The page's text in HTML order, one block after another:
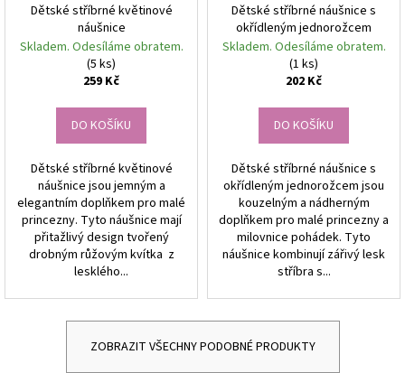
Dětské stříbrné květinové
náušnice
Skladem. Odesíláme obratem.
(5 ks)
259 Kč
DO KOŠÍKU
Dětské stříbrné květinové
náušnice jsou jemným a
elegantním doplňkem pro malé
princezny. Tyto náušnice mají
přitažlivý design tvořený
drobným růžovým kvítka z
lesklého...
Dětské stříbrné náušnice s
okřídleným jednorožcem
Skladem. Odesíláme obratem.
(1 ks)
202 Kč
DO KOŠÍKU
Dětské stříbrné náušnice s
okřídleným jednorožcem jsou
kouzelným a nádherným
doplňkem pro malé princezny a
milovnice pohádek. Tyto
náušnice kombinují zářivý lesk
stříbra s...
ZOBRAZIT VŠECHNY PODOBNÉ PRODUKTY